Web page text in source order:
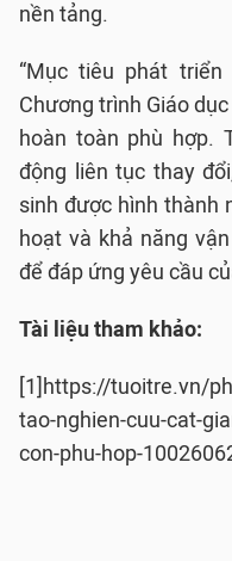
nền tảng.
“Mục tiêu phát
Chương trình Giáo
hoàn toàn phù hợp.
động liên tục thay
sinh được hình thành
hoạt và khả năng
để đáp ứng yêu cầu
Tài liệu tham khảo:
[1]https://tuoitre.vn/
tao-nghien-cuu-cat-
con-phu-hop-